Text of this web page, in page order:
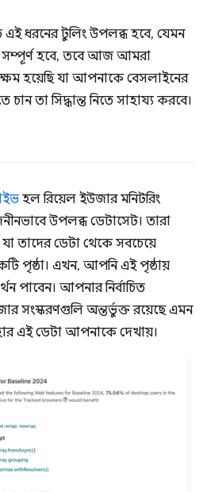
ধরনের টুলিং উপলব্ধ হবে, যেমন
সম্পূর্ণ হবে, তবে আজ আমরা
হয়েছি যা আপনাকে বেসলাইনের
তা সিদ্ধান্ত নিতে সাহায্য করবে।
হল রিয়েল ইউজার মনিটরিং
উপলব্ধ ডেটাসেট। তারা
তাদের ডেটা থেকে সবচেয়ে
পৃষ্ঠা। এখন, আপনি এই পৃষ্ঠায়
পাবেন। আপনার নির্বাচিত
সংস্করণগুলি অন্তর্ভুক্ত রয়েছে এমন
এই ডেটা আপনাকে দেখায়।